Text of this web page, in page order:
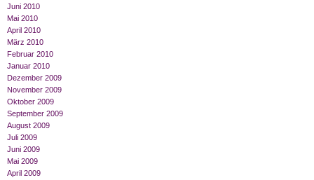
Juni 2010
Mai 2010
April 2010
März 2010
Februar 2010
Januar 2010
Dezember 2009
November 2009
Oktober 2009
September 2009
August 2009
Juli 2009
Juni 2009
Mai 2009
April 2009